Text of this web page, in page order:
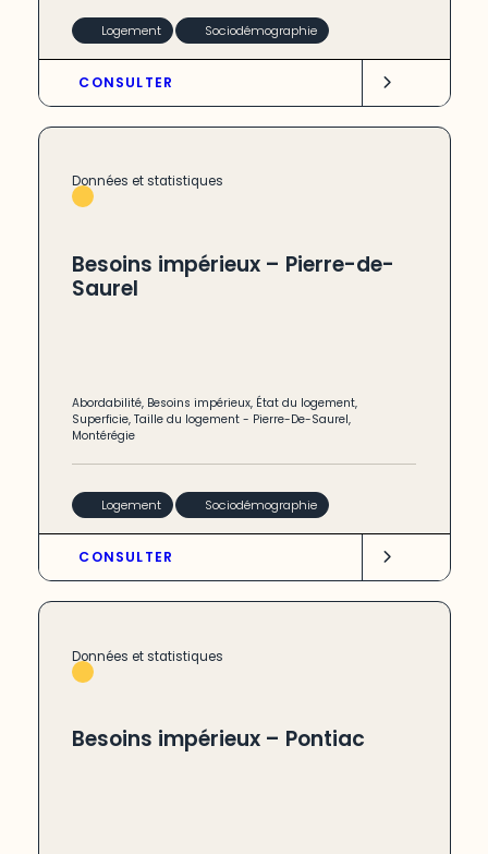
Logement Sociodémographie
CONSULTER
Données et statistiques
Besoins impérieux – Pierre-de-
Saurel
Abordabilité, Besoins impérieux, État du logement,
Superficie,Taille du logement - Pierre-De-Saurel,
Montérégie
Logement Sociodémographie
CONSULTER
Données et statistiques
Besoins impérieux – Pontiac